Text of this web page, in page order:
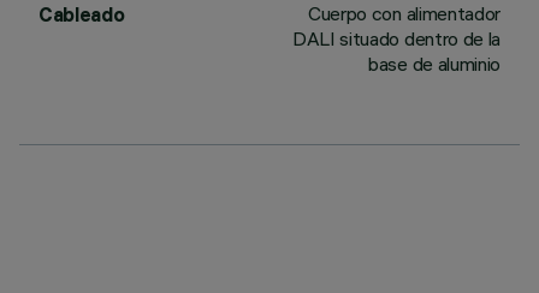
Cableado
Cuerpo con alimentador
DALI situado dentro de la
base de aluminio